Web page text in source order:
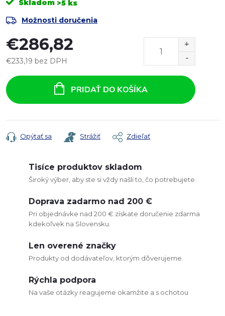
Skladom >5 ks
Možnosti doručenia
€286,82
€233,19 bez DPH
cena:
PRIDAŤ DO KOŠÍKA
Opýtať sa Strážiť Zdieľať
Tisíce produktov skladom
Široký výber, aby ste si vždy našli to, čo potrebujete.
Doprava zadarmo nad 200 €
Pri objednávke nad 200 € získate doručenie zdarma
kdekoľvek na Slovensku.
Len overené značky
Produkty od dodávateľov, ktorým dôverujeme.
Rýchla podpora
Na vaše otázky reagujeme okamžite a s ochotou